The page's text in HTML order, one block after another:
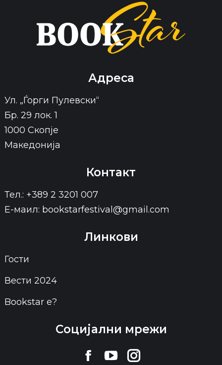
Адреса
Ул. „Ѓорги Пулевски“
Бр. 29 лок. 1
1000 Скопје
Македонија
Контакт
Тел.: +389 2 3201 007
Е-маил: bookstarfestival@gmail.com
Линкови
Гости
Вести 2024
Bookstar е?
Социјални мрежи
Facebook
YouTubeInstagram